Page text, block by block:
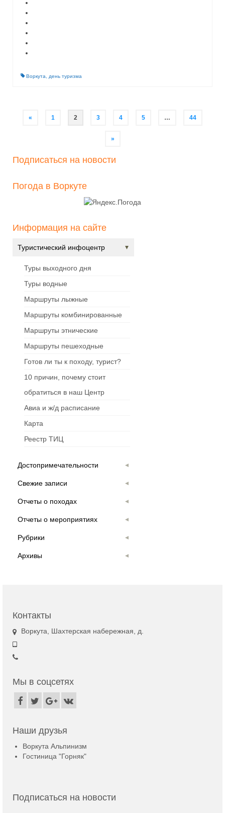
Воркута день туризма
« 1 2 3 4 5 … 44
»
Подписаться на новости
Погода в Воркуте
Информация на сайте
Туристический инфоцентр
Туры выходного дня
Туры водные
Маршруты лыжные
Маршруты комбинированные
Маршруты этнические
Маршруты пешеходные
Готов ли ты к походу, турист?
10 причин, почему стоит
обратиться в наш Центр
Авиа и ж/д расписание
Карта
Реестр ТИЦ
Достопримечательности
Свежие записи
Отчеты о походах
Отчеты о мероприятиях
Рубрики
Архивы
Контакты
Воркута, Шахтерская набережная, д.
Мы в соцсетях
Наши друзья
Воркута Альпинизм
Гостиница "Горняк"
Подписаться на новости